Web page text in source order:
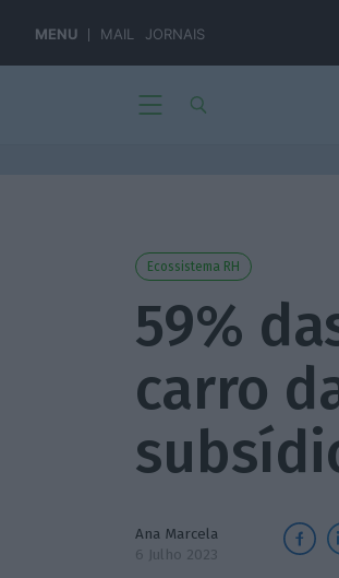
MENU MAIL JORNAIS
Ecossistema RH
59%
carro
Ana Marcela
6 Julho 2023